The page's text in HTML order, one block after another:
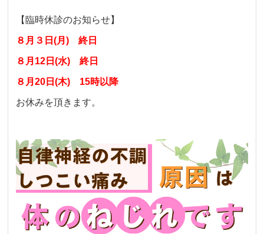
【臨時休診のお知らせ】
８月３日(月) 終日
８月12日(水) 終日
８月20日(木) 15時以降
お休みを頂きます。